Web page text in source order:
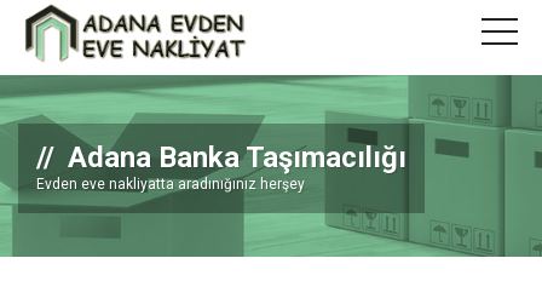
Adana Banka Taşımacılığı
Evden eve nakliyatta aradınığınız herşey